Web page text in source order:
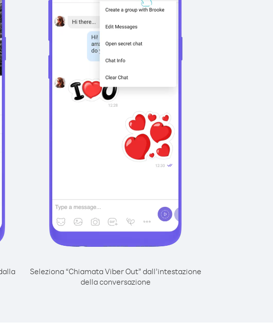
Seleziona “Chiamata Viber Out” dall’intestazione
della conversazione